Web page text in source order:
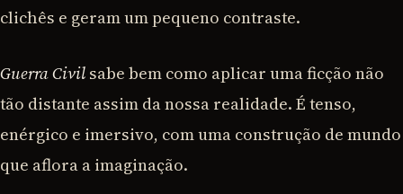
clichês e geram um pequeno contraste.
Guerra Civil sabe bem como aplicar uma ficção não
tão distante assim da nossa realidade. É tenso,
enérgico e imersivo, com uma construção de mundo
que aflora a imaginação.